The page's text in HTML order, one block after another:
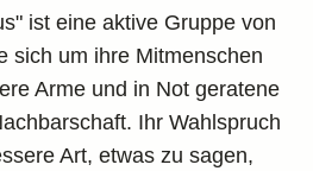
ist eine aktive Gruppe von
sich um ihre Mitmenschen
Arme und in Not geratene
Ihr Wahlspruch
Art, etwas zu sagen,